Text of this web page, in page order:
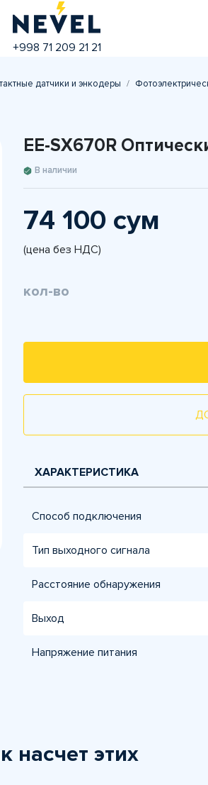
+998 71 209 21 21
датчики и энкодеры
EE-SX670R
В наличии
74 100 сум
(цена без НДС)
кол-во
ХАРАКТЕРИСТИКА
Способ подключения
Тип выходного сигнала
Расстояние обнаружения
Выход
Напряжение питания
насчет этих